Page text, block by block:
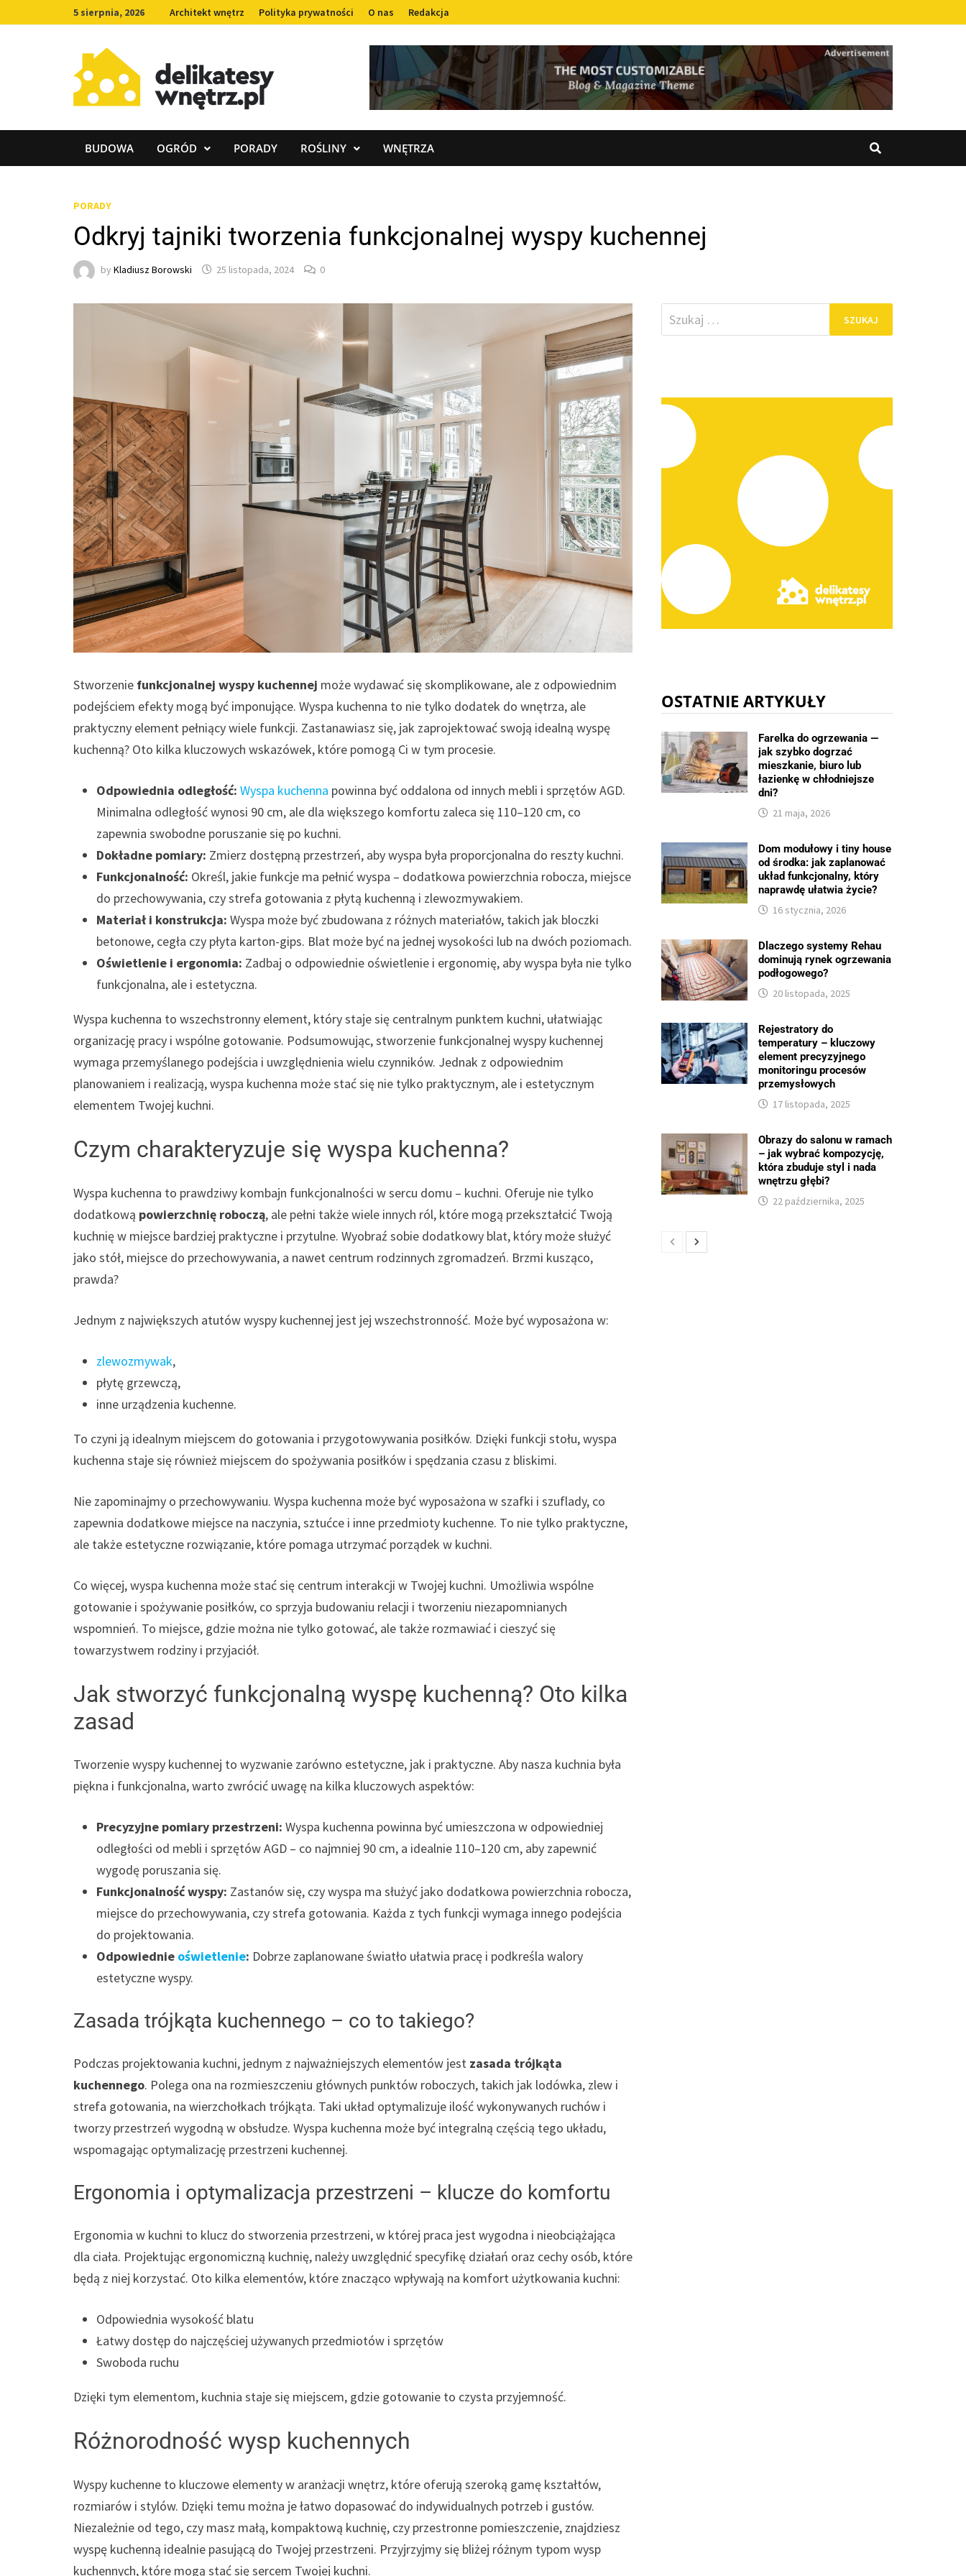
to
5 sierpnia, 2026 Architekt wnętrz Polityka prywatności O nas Redakcja
BUDOWA OGRÓD PORADY ROŚLINY WNĘTRZA
PORADY
Odkryj tajniki tworzenia funkcjonalnej wyspy kuchennej
by Kladiusz Borowski 25 listopada, 2024 0
Stworzenie funkcjonalnej wyspy kuchennej może wydawać się skomplikowane, ale z odpowiednim
podejściem efekty mogą być imponujące. Wyspa kuchenna to nie tylko dodatek do wnętrza, ale
praktyczny element pełniący wiele funkcji. Zastanawiasz się, jak zaprojektować swoją idealną wyspę
kuchenną? Oto kilka kluczowych wskazówek, które pomogą Ci w tym procesie.
Odpowiednia odległość: Wyspa kuchenna powinna być oddalona od innych mebli i sprzętów AGD.
Minimalna odległość wynosi 90 cm, ale dla większego komfortu zaleca się 110–120 cm, co
zapewnia swobodne poruszanie się po kuchni.
Dokładne pomiary: Zmierz dostępną przestrzeń, aby wyspa była proporcjonalna do reszty kuchni.
Funkcjonalność: Określ, jakie funkcje ma pełnić wyspa – dodatkowa powierzchnia robocza, miejsce
do przechowywania, czy strefa gotowania z płytą kuchenną i zlewozmywakiem.
Materiał i konstrukcja: Wyspa może być zbudowana z różnych materiałów, takich jak bloczki
betonowe, cegła czy płyta karton-gips. Blat może być na jednej wysokości lub na dwóch poziomach.
Oświetlenie i ergonomia: Zadbaj o odpowiednie oświetlenie i ergonomię, aby wyspa była nie tylko
funkcjonalna, ale i estetyczna.
Wyspa kuchenna to wszechstronny element, który staje się centralnym punktem kuchni, ułatwiając
organizację pracy i wspólne gotowanie. Podsumowując, stworzenie funkcjonalnej wyspy kuchennej
wymaga przemyślanego podejścia i uwzględnienia wielu czynników. Jednak z odpowiednim
planowaniem i realizacją, wyspa kuchenna może stać się nie tylko praktycznym, ale i estetycznym
elementem Twojej kuchni.
Czym charakteryzuje się wyspa kuchenna?
Wyspa kuchenna to prawdziwy kombajn funkcjonalności w sercu domu – kuchni. Oferuje nie tylko
dodatkową powierzchnię roboczą, ale pełni także wiele innych ról, które mogą przekształcić Twoją
kuchnię w miejsce bardziej praktyczne i przytulne. Wyobraź sobie dodatkowy blat, który może służyć
jako stół, miejsce do przechowywania, a nawet centrum rodzinnych zgromadzeń. Brzmi kusząco,
prawda?
Jednym z największych atutów wyspy kuchennej jest jej wszechstronność. Może być wyposażona w:
zlewozmywak,
płytę grzewczą,
inne urządzenia kuchenne.
To czyni ją idealnym miejscem do gotowania i przygotowywania posiłków. Dzięki funkcji stołu, wyspa
kuchenna staje się również miejscem do spożywania posiłków i spędzania czasu z bliskimi.
Nie zapominajmy o przechowywaniu. Wyspa kuchenna może być wyposażona w szafki i szuflady, co
zapewnia dodatkowe miejsce na naczynia, sztućce i inne przedmioty kuchenne. To nie tylko praktyczne,
ale także estetyczne rozwiązanie, które pomaga utrzymać porządek w kuchni.
Co więcej, wyspa kuchenna może stać się centrum interakcji w Twojej kuchni. Umożliwia wspólne
gotowanie i spożywanie posiłków, co sprzyja budowaniu relacji i tworzeniu niezapomnianych
wspomnień. To miejsce, gdzie można nie tylko gotować, ale także rozmawiać i cieszyć się
towarzystwem rodziny i przyjaciół.
Jak stworzyć funkcjonalną wyspę kuchenną? Oto kilka
zasad
Tworzenie wyspy kuchennej to wyzwanie zarówno estetyczne, jak i praktyczne. Aby nasza kuchnia była
piękna i funkcjonalna, warto zwrócić uwagę na kilka kluczowych aspektów:
Precyzyjne pomiary przestrzeni: Wyspa kuchenna powinna być umieszczona w odpowiedniej
odległości od mebli i sprzętów AGD – co najmniej 90 cm, a idealnie 110–120 cm, aby zapewnić
wygodę poruszania się.
Funkcjonalność wyspy: Zastanów się, czy wyspa ma służyć jako dodatkowa powierzchnia robocza,
miejsce do przechowywania, czy strefa gotowania. Każda z tych funkcji wymaga innego podejścia
do projektowania.
Odpowiednie oświetlenie: Dobrze zaplanowane światło ułatwia pracę i podkreśla walory
estetyczne wyspy.
Zasada trójkąta kuchennego – co to takiego?
Podczas projektowania kuchni, jednym z najważniejszych elementów jest zasada trójkąta
kuchennego. Polega ona na rozmieszczeniu głównych punktów roboczych, takich jak lodówka, zlew i
strefa gotowania, na wierzchołkach trójkąta. Taki układ optymalizuje ilość wykonywanych ruchów i
tworzy przestrzeń wygodną w obsłudze. Wyspa kuchenna może być integralną częścią tego układu,
wspomagając optymalizację przestrzeni kuchennej.
Ergonomia i optymalizacja przestrzeni – klucze do komfortu
Ergonomia w kuchni to klucz do stworzenia przestrzeni, w której praca jest wygodna i nieobciążająca
dla ciała. Projektując ergonomiczną kuchnię, należy uwzględnić specyfikę działań oraz cechy osób, które
będą z niej korzystać. Oto kilka elementów, które znacząco wpływają na komfort użytkowania kuchni:
Odpowiednia wysokość blatu
Łatwy dostęp do najczęściej używanych przedmiotów i sprzętów
Swoboda ruchu
Dzięki tym elementom, kuchnia staje się miejscem, gdzie gotowanie to czysta przyjemność.
Różnorodność wysp kuchennych
Wyspy kuchenne to kluczowe elementy w aranżacji wnętrz, które oferują szeroką gamę kształtów,
rozmiarów i stylów. Dzięki temu można je łatwo dopasować do indywidualnych potrzeb i gustów.
Niezależnie od tego, czy masz małą, kompaktową kuchnię, czy przestronne pomieszczenie, znajdziesz
wyspę kuchenną idealnie pasującą do Twojej przestrzeni. Przyjrzyjmy się bliżej różnym typom wysp
kuchennych, które mogą stać się sercem Twojej kuchni.
Szukaj:
OSTATNIE ARTYKUŁY
Farelka do ogrzewania —
jak szybko dogrzać
mieszkanie, biuro lub
łazienkę w chłodniejsze
dni?
21 maja, 2026
Dom modułowy i tiny house
od środka: jak zaplanować
układ funkcjonalny, który
naprawdę ułatwia życie?
16 stycznia, 2026
Dlaczego systemy Rehau
dominują rynek ogrzewania
podłogowego?
20 listopada, 2025
Rejestratory do
temperatury – kluczowy
element precyzyjnego
monitoringu procesów
przemysłowych
17 listopada, 2025
Obrazy do salonu w ramach
– jak wybrać kompozycję,
która zbuduje styl i nada
wnętrzu głębi?
22 października, 2025